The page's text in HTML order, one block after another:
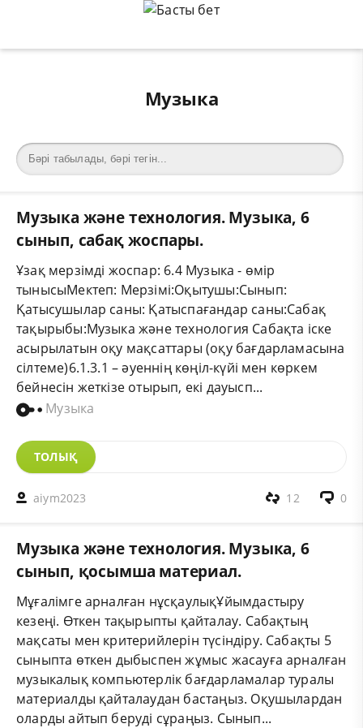
Музыка
Музыка және технология. Музыка, 6
сынып, сабақ жоспары.
Ұзақ мерзімді жоспар: 6.4 Музыка - өмір
тынысыМектеп: Мерзімі:Оқытушы:Сынып:
Қатысушылар саны: Қатыспағандар саны:Сабақ
тақырыбы:Музыка және технология Сабақта іске
асырылатын оқу мақсаттары (оқу бағдарламасына
сілтеме)6.1.3.1 – әуеннің көңіл-күйі мен көркем
бейнесін жеткізе отырып, екі дауысп...
Музыка
ТОЛЫҚ
aiym2023 0
12
Музыка және технология. Музыка, 6
сынып, қосымша материал.
Мұғалімге арналған нұсқаулықҰйымдастыру
кезеңі. Өткен тақырыпты қайталау. Сабақтың
мақсаты мен критерийлерін түсіндіру. Сабақты 5
сыныпта өткен дыбыспен жұмыс жасауға арналған
музыкалық компьютерлік бағдарламалар туралы
материалды қайталаудан бастаңыз. Оқушылардан
оларды айтып беруді сұраңыз. Сынып...